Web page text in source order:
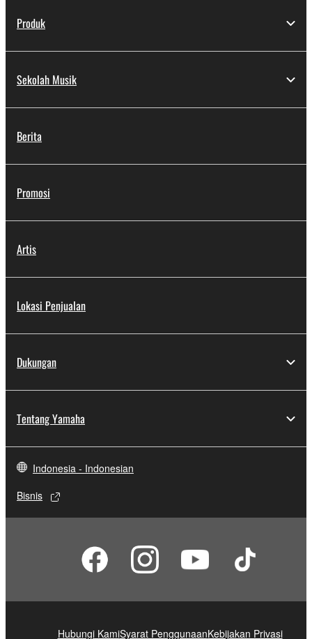
Produk
Sekolah Musik
Berita
Promosi
Artis
Lokasi Penjualan
Dukungan
Tentang Yamaha
Indonesia - Indonesian
Bisnis
Hubungi KamiSyarat PenggunaanKebijakan Privasi